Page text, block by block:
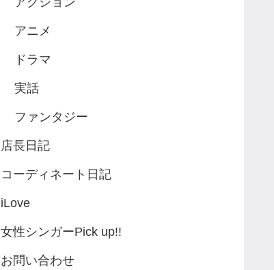
アニメ
ドラマ
実話
ファンタジー
店長日記
コーディネート日記
iLove
女性シンガーPick up!!
お問い合わせ